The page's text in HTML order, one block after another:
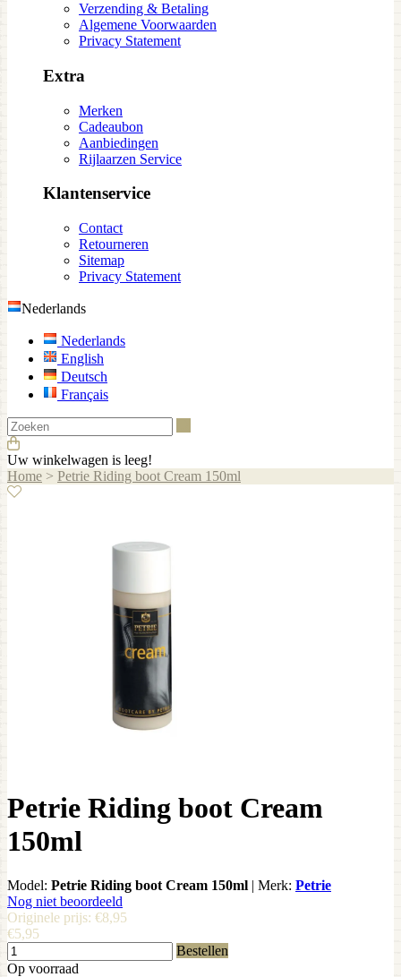
Verzending & Betaling
Algemene Voorwaarden
Privacy Statement
Extra
Merken
Cadeaubon
Aanbiedingen
Rijlaarzen Service
Klantenservice
Contact
Retourneren
Sitemap
Privacy Statement
Nederlands
Nederlands
English
Deutsch
Français
Uw winkelwagen is leeg!
Home > Petrie Riding boot Cream 150ml
Petrie Riding boot Cream
150ml
Model: Petrie Riding boot Cream 150ml | Merk: Petrie
Nog niet beoordeeld
Originele prijs: €8,95
€5,95
Bestellen
Op voorraad